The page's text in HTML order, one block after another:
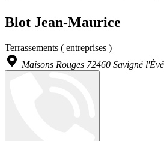
Blot Jean-Maurice
Terrassements ( entreprises )
Maisons Rouges 72460 Savigné